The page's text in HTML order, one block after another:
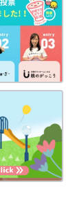
これがまた
まって…。3
明けるのを
1日に出産す
もう少し早
ワーもそろ
くり。先ほど
研修医の方々